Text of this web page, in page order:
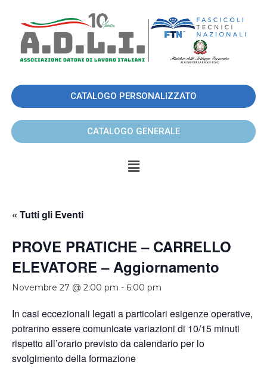
CATALOGO PERSONALIZZATO
CATALOGO GENERALE
« Tutti gli Eventi
PROVE PRATICHE – CARRELLO
ELEVATORE – Aggiornamento
Novembre 27 @ 2:00 pm - 6:00 pm
In casi eccezionali legati a particolari esigenze operative,
potranno essere comunicate variazioni di 10/15 minuti
rispetto all’orario previsto da calendario per lo
svolgimento della formazione